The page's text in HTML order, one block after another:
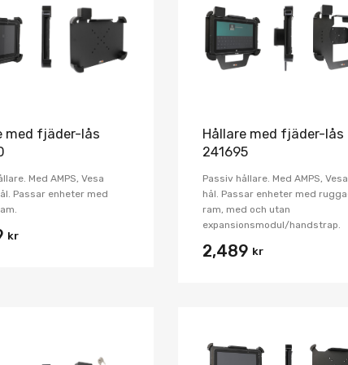
med fjäder-lås
Med AMPS, Vesa
Passar enheter med
kr
Hållare med fjäder-lås
241695
Passiv hållare. Med AMPS,
hål. Passar enheter med
ram, med och utan
expansionsmodul/handstrap.
2,489 kr